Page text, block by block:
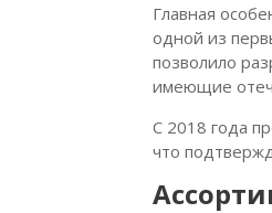
Главная
одной из
позволило
имеющие
С 2018 года
что